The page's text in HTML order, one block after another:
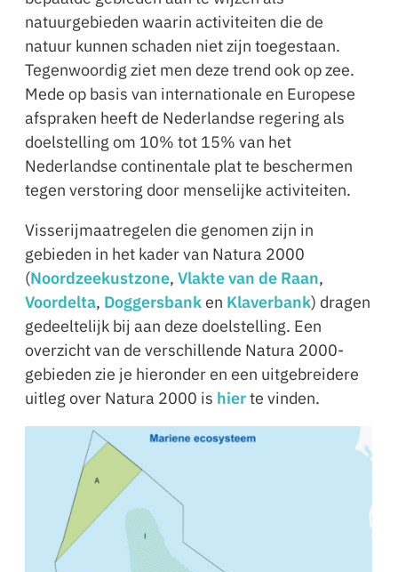
natuurgebieden waarin activiteiten die de
natuur kunnen schaden niet zijn toegestaan.
Tegenwoordig ziet men deze trend ook op zee.
Mede op basis van internationale en Europese
afspraken heeft de Nederlandse regering als
doelstelling om 10% tot 15% van het
Nederlandse continentale plat te beschermen
tegen verstoring door menselijke activiteiten.
Visserijmaatregelen die genomen zijn in
gebieden in het kader van Natura 2000
(Noordzeekustzone, Vlakte van de Raan,
Voordelta, Doggersbanken Klaverbank) dragen
gedeeltelijk bij aan deze doelstelling. Een
overzicht van de verschillende Natura 2000-
gebieden zie je hieronder en een uitgebreidere
uitleg over Natura 2000 is hierte vinden.